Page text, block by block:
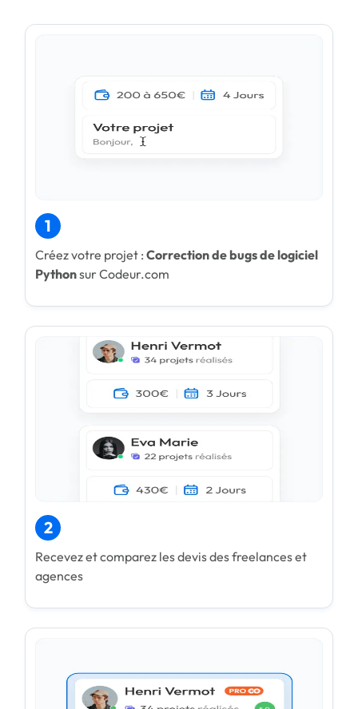
1
Créez votre projet : Correction de bugs de logiciel
Pythonsur Codeur.com
2
Recevez et comparez les devis des freelances et
agences